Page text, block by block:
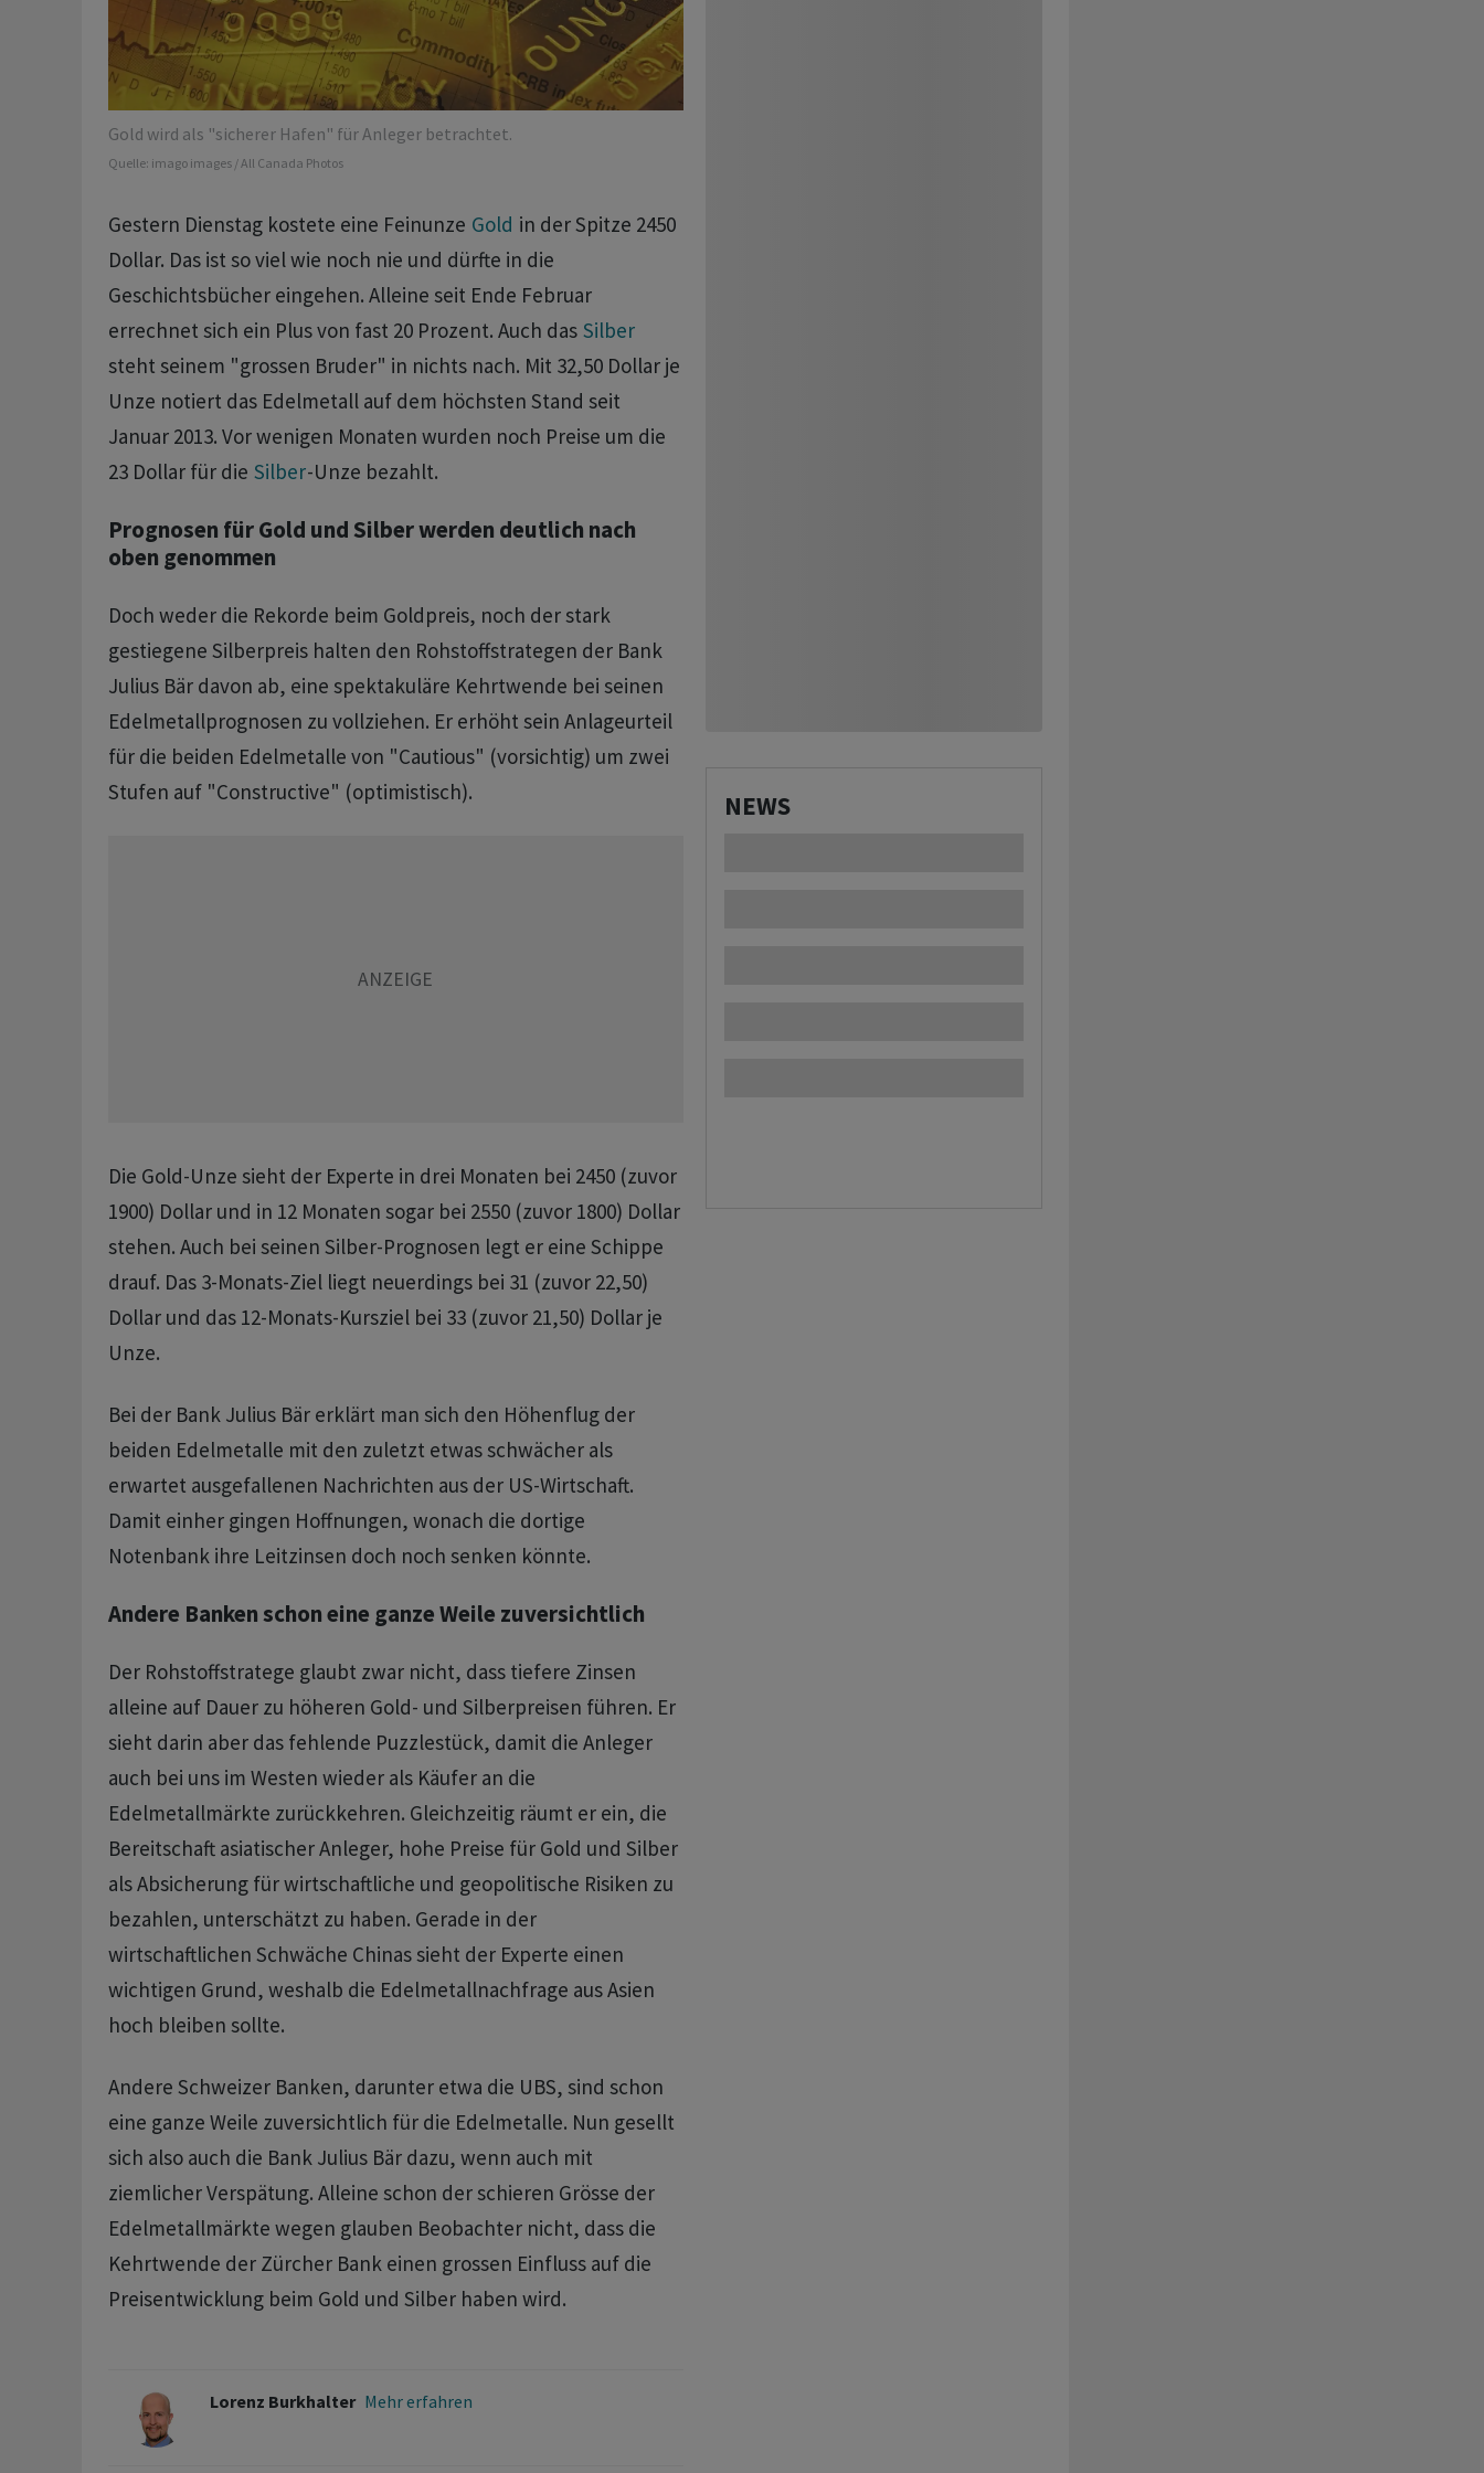
Gold wird als "sicherer Hafen" für Anleger betrachtet.
Quelle: imago images / All Canada Photos
Gestern Dienstag kostete eine Feinunze Gold in der Spitze 2450
Dollar. Das ist so viel wie noch nie und dürfte in die
Geschichtsbücher eingehen. Alleine seit Ende Februar
errechnet sich ein Plus von fast 20 Prozent. Auch das Silber
steht seinem "grossen Bruder" in nichts nach. Mit 32,50 Dollar je
Unze notiert das Edelmetall auf dem höchsten Stand seit
Januar 2013. Vor wenigen Monaten wurden noch Preise um die
23 Dollar für die Silber-Unze bezahlt.
Prognosen für Gold und Silber werden deutlich nach
oben genommen
Doch weder die Rekorde beim Goldpreis, noch der stark
gestiegene Silberpreis halten den Rohstoffstrategen der Bank
Julius Bär davon ab, eine spektakuläre Kehrtwende bei seinen
Edelmetallprognosen zu vollziehen. Er erhöht sein Anlageurteil
für die beiden Edelmetalle von "Cautious" (vorsichtig) um zwei
Stufen auf "Constructive" (optimistisch).
Die Gold-Unze sieht der Experte in drei Monaten bei 2450 (zuvor
1900) Dollar und in 12 Monaten sogar bei 2550 (zuvor 1800) Dollar
stehen. Auch bei seinen Silber-Prognosen legt er eine Schippe
drauf. Das 3-Monats-Ziel liegt neuerdings bei 31 (zuvor 22,50)
Dollar und das 12-Monats-Kursziel bei 33 (zuvor 21,50) Dollar je
Unze.
Bei der Bank Julius Bär erklärt man sich den Höhenflug der
beiden Edelmetalle mit den zuletzt etwas schwächer als
erwartet ausgefallenen Nachrichten aus der US-Wirtschaft.
Damit einher gingen Hoffnungen, wonach die dortige
Notenbank ihre Leitzinsen doch noch senken könnte.
Andere Banken schon eine ganze Weile zuversichtlich
Der Rohstoffstratege glaubt zwar nicht, dass tiefere Zinsen
alleine auf Dauer zu höheren Gold- und Silberpreisen führen. Er
sieht darin aber das fehlende Puzzlestück, damit die Anleger
auch bei uns im Westen wieder als Käufer an die
Edelmetallmärkte zurückkehren. Gleichzeitig räumt er ein, die
Bereitschaft asiatischer Anleger, hohe Preise für Gold und Silber
als Absicherung für wirtschaftliche und geopolitische Risiken zu
bezahlen, unterschätzt zu haben. Gerade in der
wirtschaftlichen Schwäche Chinas sieht der Experte einen
wichtigen Grund, weshalb die Edelmetallnachfrage aus Asien
hoch bleiben sollte.
Andere Schweizer Banken, darunter etwa die UBS, sind schon
eine ganze Weile zuversichtlich für die Edelmetalle. Nun gesellt
sich also auch die Bank Julius Bär dazu, wenn auch mit
ziemlicher Verspätung. Alleine schon der schieren Grösse der
Edelmetallmärkte wegen glauben Beobachter nicht, dass die
Kehrtwende der Zürcher Bank einen grossen Einfluss auf die
Preisentwicklung beim Gold und Silber haben wird.
Lorenz Burkhalter Mehr erfahren
NEWS